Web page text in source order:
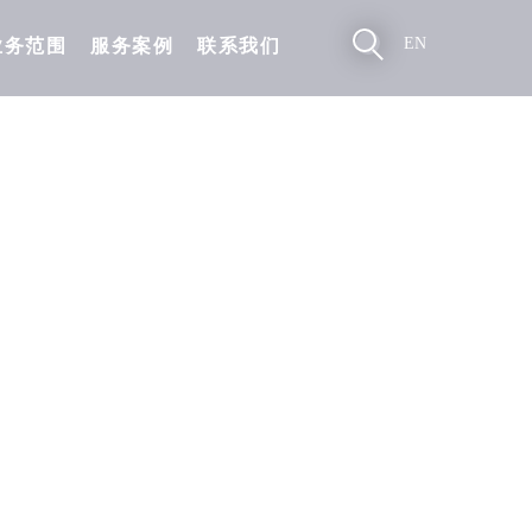
范围 服务案例 联系我们 EN